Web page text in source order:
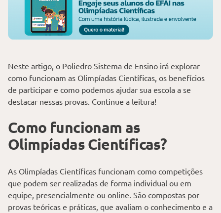
Neste artigo, o Poliedro Sistema de Ensino irá explorar
como funcionam as Olimpíadas Científicas, os benefícios
de participar e como podemos ajudar sua escola a se
destacar nessas provas. Continue a leitura!
Como funcionam as
Olimpíadas Científicas?
As Olimpíadas Científicas funcionam como competições
que podem ser realizadas de forma individual ou em
equipe, presencialmente ou online. São compostas por
provas teóricas e práticas, que avaliam o conhecimento e a